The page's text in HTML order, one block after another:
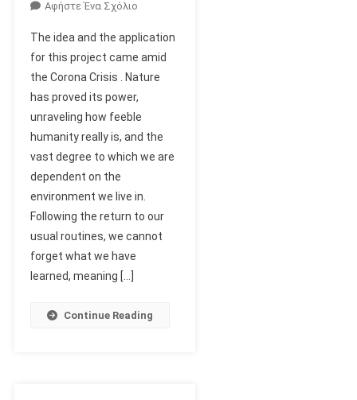
Αφήστε Ένα ΣχόλιοΓια
Our
Project
.
An
Abstract
In
English:
The
The idea and the application
for this project came amid
the Corona Crisis . Nature
has proved its power,
unraveling how feeble
humanity really is, and the
vast degree to which we are
dependent on the
environment we live in.
Following the return to our
usual routines, we cannot
forget what we have
learned, meaning […]
Continue Reading